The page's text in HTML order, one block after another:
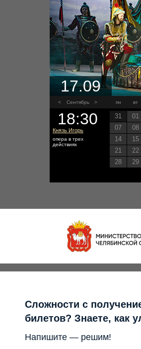
< Сентябрь > пн вт
31 01
07
08
14
15
21
22
28
29
17.09
18:30
Князь Игорь
опера в трех
действиях
Сложности с
билетов? Знаете, как
Напишите — решим!